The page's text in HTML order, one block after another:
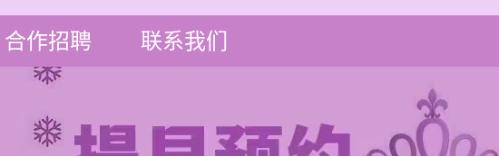
合作招聘 联系我们